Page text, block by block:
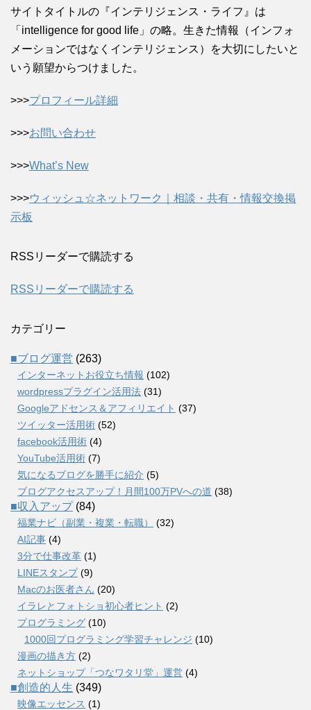
サイトタイトルの『インテリジェンス・ライフ』は
「intelligence for good life」の略。生きた情報（インフォ
メーションではなくインテリジェンス）を大切にしたいと
いう願望からつけました。
>>>プロフィール詳細
>>>お問い合わせ
>>>What’s New
>>>ウィッシュ☆ネットワーク｜相談・共有・情報交換掲
示板
RSSリーダーで購読する
RSSリーダーで購読する
カテゴリー
■ブログ運営 (263)
インターネットお役立ち情報 (102)
wordpressプラグイン活用法 (31)
Googleアドセンス＆アフィリエイト (37)
ツイッター活用術 (52)
facebook活用術 (4)
YouTube活用術 (7)
気になるブログを勝手に紹介 (5)
ブログアクセスアップ！月間100万PVへの道 (38)
■収入アップ(84)
福業ナビ（副業・複業・転職）
(32)
AI記事 (4)
3分で仕事改革 (1)
LINEスタンプ(9)
Macのお医者さん (20)
イラレとフォトショ初心者ヒント (2)
プログラミング (10)
1000回プログラミング学習チャレンジ (10)
漫画の描き方 (2)
ネットショップ「つなワタリ堂」運営 (4)
■創造的人生 (349)
映像エッセンス (1)